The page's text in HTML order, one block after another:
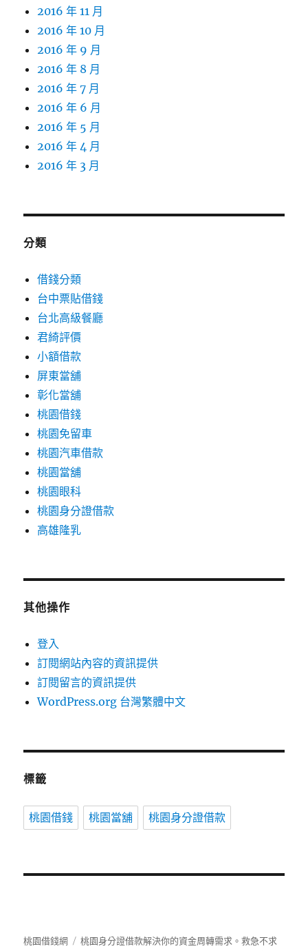
2016 年 11 月
2016 年 10 月
2016 年 9 月
2016 年 8 月
2016 年 7 月
2016 年 6 月
2016 年 5 月
2016 年 4 月
2016 年 3 月
分類
借錢分類
台中票貼借錢
台北高級餐廳
君綺評價
小額借款
屏東當舖
彰化當舖
桃園借錢
桃園免留車
桃園汽車借款
桃園當舖
桃園眼科
桃園身分證借款
高雄隆乳
其他操作
登入
訂閱網站內容的資訊提供
訂閱留言的資訊提供
WordPress.org 台灣繁體中文
標籤
桃園借錢 桃園當舖 桃園身分證借款
桃園借錢網
桃園身分證借款解決你的資金周轉需求。救急不求